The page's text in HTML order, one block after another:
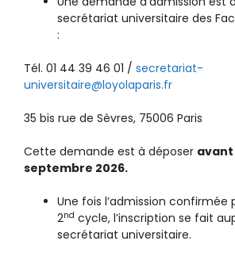
secrétariat universitaire des
:
Tél. 01 44 39 46 01 / secretariat-
universitaire@loyolaparis.fr
35 bis rue de Sèvres, 75006 Paris
Cette demande est à déposer avant
septembre 2026.
Une fois l’admission confirmée
2nd cycle, l’inscription se fait
secrétariat universitaire.